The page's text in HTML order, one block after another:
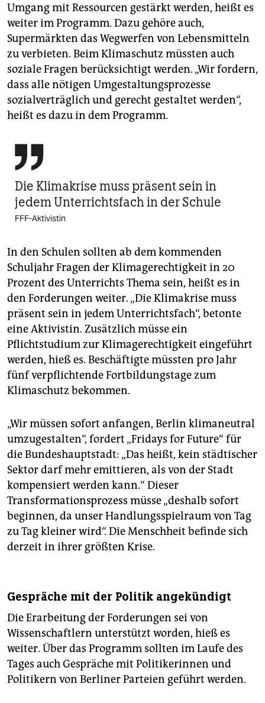
Umgang mit Ressourcen gestärkt werden, heißt es
weiter im Programm. Dazu gehöre auch,
Supermärkten das Wegwerfen von Lebensmitteln
zu verbieten. Beim Klimaschutz müssten auch
soziale Fragen berücksichtigt werden. „Wir fordern,
dass alle nötigen Umgestaltungsprozesse
sozialverträglich und gerecht gestaltet werden“,
heißt es dazu in dem Programm.

Die Klimakrise muss präsent sein in
jedem Unterrichtsfach in der Schule
FFF-Aktivistin
In den Schulen sollten ab dem kommenden
Schuljahr Fragen der Klimagerechtigkeit in 20
Prozent des Unterrichts Thema sein, heißt es in
den Forderungen weiter. „Die Klimakrise muss
präsent sein in jedem Unterrichtsfach“, betonte
eine Aktivistin. Zusätzlich müsse ein
Pflichtstudium zur Klimagerechtigkeit eingeführt
werden, hieß es. Beschäftigte müssten pro Jahr
fünf verpflichtende Fortbildungstage zum
Klimaschutz bekommen.
„Wir müssen sofort anfangen, Berlin klimaneutral
umzugestalten“, fordert „Fridays for Future“ für
die Bundeshauptstadt: „Das heißt, kein städtischer
Sektor darf mehr emittieren, als von der Stadt
kompensiert werden kann.“ Dieser
Transformationsprozess müsse „deshalb sofort
beginnen, da unser Handlungsspielraum von Tag
zu Tag kleiner wird“. Die Menschheit befinde sich
derzeit in ihrer größten Krise.
Gespräche mit der Politik angekündigt
Die Erarbeitung der Forderungen sei von
Wissenschaftlern unterstützt worden, hieß es
weiter. Über das Programm sollten im Laufe des
Tages auch Gespräche mit Politikerinnen und
Politikern von Berliner Parteien geführt werden.